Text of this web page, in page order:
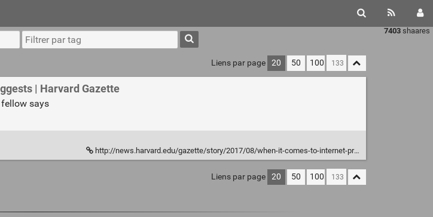
7403 shaares
Liens par page 20 50 100
| Harvard Gazette
fellow says
http://news.harvard.edu/gazette/story/2017/08/when-it-comes-to-internet-privacy-be-very-afraid-analyst-suggests/
Liens par page 20 50 100